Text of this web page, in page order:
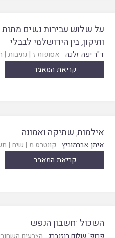
על שלוש עבירות נשים
ותיקון, בין הירושלמי לבבלי
ד"ר יפה זלכה אסופות ז | נתיבות |
קריאת המאמר
אילמות, שתיקה ואמונה
איתן אברמוביץ קונטרס מ | שיח |
קריאת המאמר
השכול וחשבון הנפש
פרופ' שלום רוזנברג הצבעים